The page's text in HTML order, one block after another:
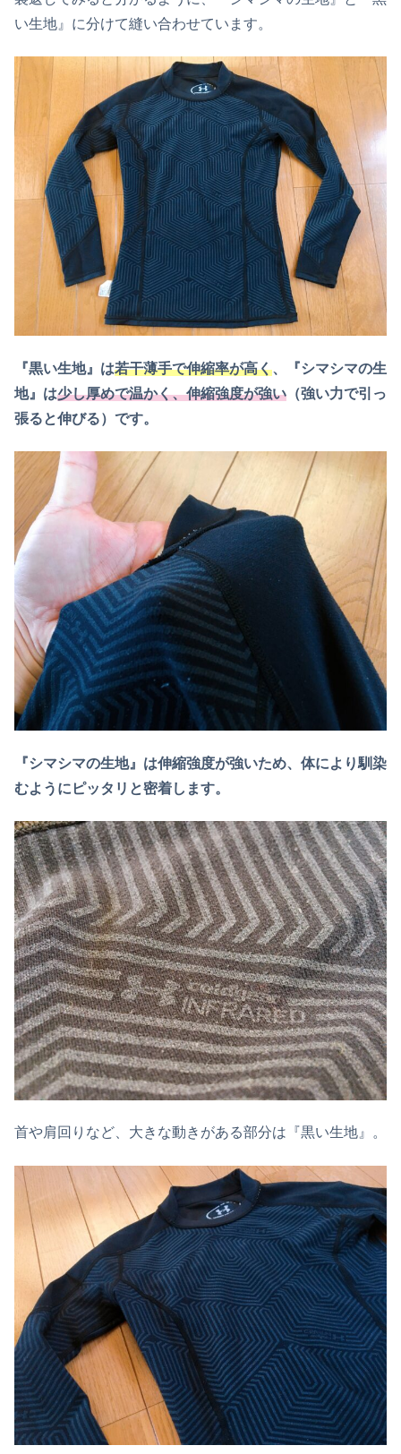
い生地』に分けて縫い合わせています。
『黒い生地』は若干薄手で伸縮率が高く、『シマシマの生
地』は少し厚めで温かく、伸縮強度が強い （強い力で引っ
張ると伸びる）です。
『シマシマの生地』は伸縮強度が強いため、体により馴染
むようにピッタリと密着します。
首や肩回りなど、大きな動きがある部分は『黒い生地』。